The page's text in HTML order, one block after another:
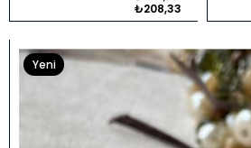
₺208,33
Yeni